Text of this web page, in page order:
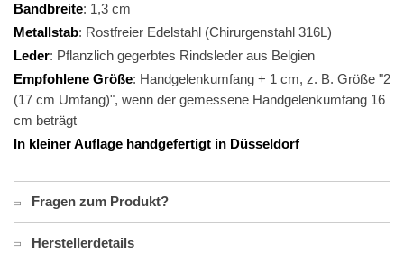
Bandbreite: 1,3 cm
Metallstab: Rostfreier Edelstahl (Chirurgenstahl 316L)
Leder: Pflanzlich gegerbtes Rindsleder aus Belgien
Empfohlene Größe: Handgelenkumfang + 1 cm, z. B. Größe "2
(17 cm Umfang)", wenn der gemessene Handgelenkumfang 16
cm beträgt
In kleiner Auflage handgefertigt in Düsseldorf
Fragen zum Produkt?
Herstellerdetails